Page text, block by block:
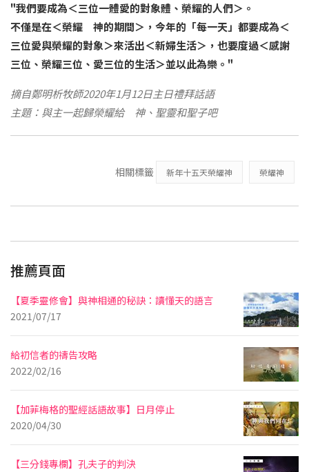
"我們要成為＜三位一體愛的對象體、榮耀的人們＞。
不僅是在＜榮耀 神的期間＞，今年的「每一天」都要成為＜
三位愛與榮耀的對象＞來活出＜新婦生活＞，也要度過＜感謝
三位、榮耀三位、愛三位的生活＞並以此為樂。"
摘自鄭明析牧師2020年1月12日主日禮拜話語
主題：與主一起歸榮耀給 神、聖靈和聖子吧
相關標籤 新年十五天榮耀神 榮耀神
推薦頁面
【夏季靈修會】與神相通的秘訣：讀懂天的語言
2021/07/17
給初信者的禱告攻略
2022/02/16
【加菲梅格的聖經話語故事】日月停止
2020/04/30
【三分錢專欄】孔夫子的判決